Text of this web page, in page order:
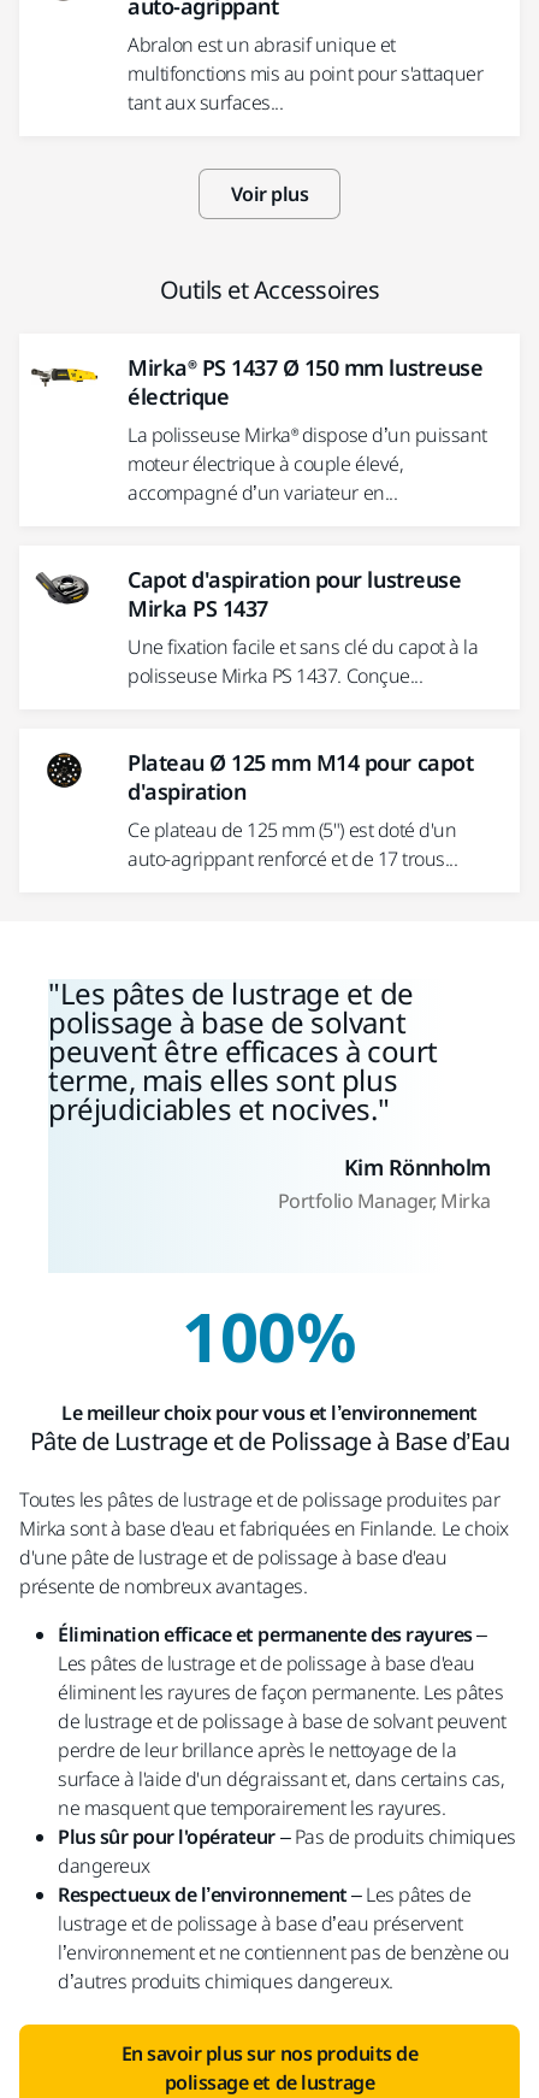
auto-agrippant
Abralon est un abrasif unique et
multifonctions mis au point pour s'attaquer
tant aux surfaces...
Voir plus
Outils et Accessoires
Mirka® PS 1437 Ø 150 mm lustreuse
électrique
La polisseuse Mirka® dispose d’un puissant
moteur électrique à couple élevé,
accompagné d’un variateur en...
Capot d'aspiration pour lustreuse
Mirka PS 1437
Une fixation facile et sans clé du capot à la
polisseuse Mirka PS 1437. Conçue...
Plateau Ø 125 mm M14 pour capot
d'aspiration
Ce plateau de 125 mm (5") est doté d'un
auto-agrippant renforcé et de 17 trous...
Les pâtes de lustrage et de
polissage à base de solvant
peuvent être efficaces à court
terme, mais elles sont plus
préjudiciables et nocives.
Kim Rönnholm
Portfolio Manager, Mirka
100%
Le meilleur choix pour vous et l’environnement
Pâte de Lustrage et de Polissage à Base d’Eau
Toutes les pâtes de lustrage et de polissage produites par
Mirka sont à base d'eau et fabriquées en Finlande. Le choix
d'une pâte de lustrage et de polissage à base d'eau
présente de nombreux avantages.
Élimination efficace et permanente des rayures–
Les pâtes de lustrage et de polissage à base d'eau
éliminent les rayures de façon permanente. Les pâtes
de lustrage et de polissage à base de solvant peuvent
perdre de leur brillance après le nettoyage de la
surface à l'aide d'un dégraissant et, dans certains cas,
ne masquent que temporairement les rayures.
Plus sûr pour l'opérateur– Pas de produits chimiques
dangereux
Respectueux de l’environnement– Les pâtes de
lustrage et de polissage à base d’eau préservent
l’environnement et ne contiennent pas de benzène ou
d’autres produits chimiques dangereux.
En savoir plus sur nos produits de
polissage et de lustrage